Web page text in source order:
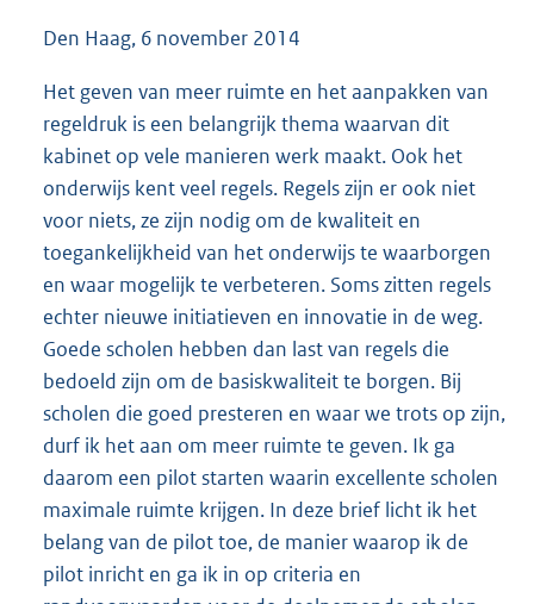
Den Haag, 6 november 2014
Het geven van meer ruimte en het aanpakken van
regeldruk is een belangrijk thema waarvan dit
kabinet op vele manieren werk maakt. Ook het
onderwijs kent veel regels. Regels zijn er ook niet
voor niets, ze zijn nodig om de kwaliteit en
toegankelijkheid van het onderwijs te waarborgen
en waar mogelijk te verbeteren. Soms zitten regels
echter nieuwe initiatieven en innovatie in de weg.
Goede scholen hebben dan last van regels die
bedoeld zijn om de basiskwaliteit te borgen. Bij
scholen die goed presteren en waar we trots op zijn,
durf ik het aan om meer ruimte te geven. Ik ga
daarom een pilot starten waarin excellente scholen
maximale ruimte krijgen. In deze brief licht ik het
belang van de pilot toe, de manier waarop ik de
pilot inricht en ga ik in op criteria en